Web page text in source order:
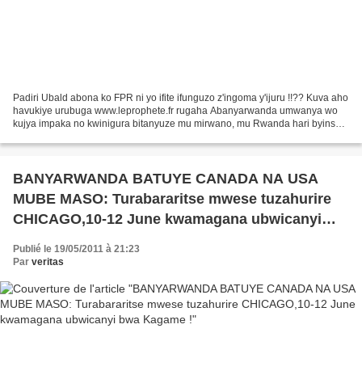
Padiri Ubald abona ko FPR ni yo ifite ifunguzo z'ingoma y'ijuru !!?? Kuva aho
havukiye urubuga www.leprophete.fr rugaha Abanyarwanda umwanya wo
kujya impaka no kwinigura bitanyuze mu mirwano, mu Rwanda hari byinshi
BANYARWANDA BATUYE CANADA NA USA
MUBE MASO: Turabararitse mwese tuzahurire
CHICAGO,10-12 June kwamagana ubwicanyi
bwa Kagame !
Publié le 19/05/2011 à 21:23
Par veritas